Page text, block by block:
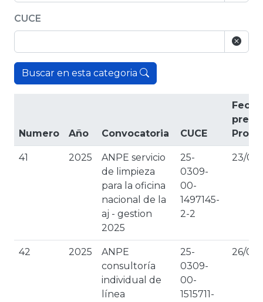
CUCE
Buscar en esta categoria
Numero Año Convocatoria CUCE
41 2025
ANPE servicio
de limpieza
para la oficina
nacional de la
aj - gestion
2025
25-
0309-
00-
1497145-
2-2
23/01/
42 2025
ANPE
consultoría
individual de
línea
25-
0309-
00-
1515711-
26/